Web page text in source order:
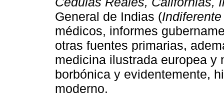
General de Indias (
médicos, informes
otras fuentes primarias,
medicina ilustrada europea y
borbónica y evidentemente,
moderno.